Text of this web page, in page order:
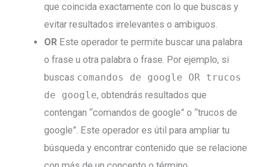
que coincida exactamente con lo que buscas y
evitar resultados irrelevantes o ambiguos.
OREste operador te permite buscar una palabra
o frase u otra palabra o frase. Por ejemplo, si
buscas comandos de google OR trucos
de google, obtendrás resultados que
contengan “comandos de google” o “trucos de
google”. Este operador es útil para ampliar tu
búsqueda y encontrar contenido que se relacione